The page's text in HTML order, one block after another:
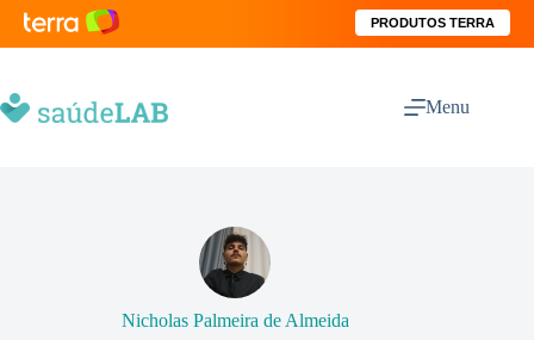
PRODUTOS TERRA
Menu
Nicholas Palmeira de Almeida